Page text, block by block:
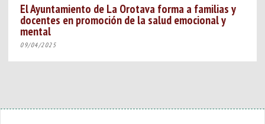
El Ayuntamiento de La Orotava forma a familias y
docentes en promoción de la salud emocional y
mental
09/04/2025